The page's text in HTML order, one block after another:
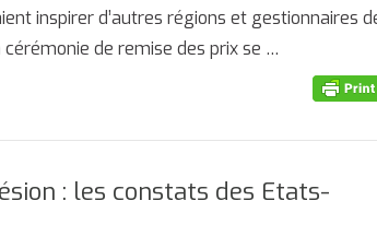
inspirer d’autres régions et gestionnaires
de remise des prix se …
: les constats des Etats-